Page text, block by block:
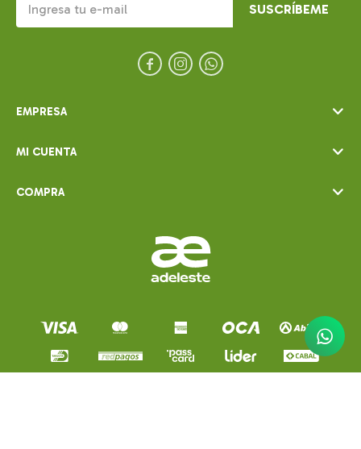
EMPRESA
MI CUENTA
COMPRA
SUSCRÍBEME
  